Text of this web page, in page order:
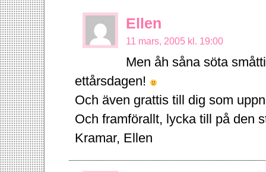
Ellen
11 mars, 2005 kl. 19:00
Men åh såna söta
ettårsdagen!
Och även grattis till dig som
Och framförallt, lycka till på den
Kramar, Ellen